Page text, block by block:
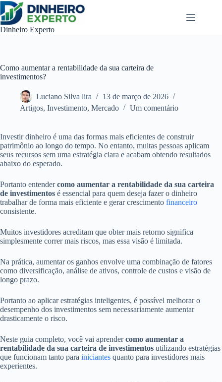
Pular
para
o
conteúdo
Dinheiro Experto
Como aumentar a rentabilidade da sua carteira de
investimentos?
Luciano Silva lira
13 de março de 2026
Artigos, Investimento, Mercado Um comentário
Investir dinheiro é uma das formas mais eficientes de construir
patrimônio ao longo do tempo. No entanto, muitas pessoas aplicam
seus recursos sem uma estratégia clara e acabam obtendo resultados
abaixo do esperado.
Portanto entendercomo aumentar a rentabilidade da sua carteira
de investimentos é essencial para quem deseja fazer o dinheiro
trabalhar de forma mais eficiente e gerar crescimento financeiro
consistente.
Muitos investidores acreditam que obter mais retorno significa
simplesmente correr mais riscos, mas essa visão é limitada.
Na prática, aumentar os ganhos envolve uma combinação de fatores
como diversificação, análise de ativos, controle de custos e visão de
longo prazo.
Portanto ao aplicar estratégias inteligentes, é possível melhorar o
desempenho dos investimentos sem necessariamente aumentar
drasticamente o risco.
Neste guia completo, você vai aprendercomo aumentar a
rentabilidade da sua carteira de investimentos utilizando estratégias
que funcionam tanto para iniciantes quanto para investidores mais
experientes.